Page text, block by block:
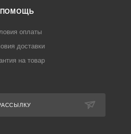
ПОМОЩЬ
оплаты
доставки
на товар